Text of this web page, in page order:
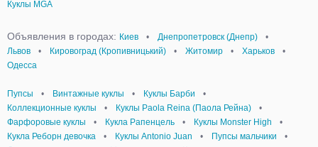
Куклы MGA
Объявления в городах: Киев • Днепропетровск (Днепр)
•
Львов
• Кировоград (Кропивницький) • Житомир • Харьков
•
Одесса
Пупсы • Винтажные куклы • Куклы Барби
•
Коллекционные куклы
• Куклы Paola Reina (Паола Рейна)
•
Фарфоровые куклы
• Кукла Рапенцель • Куклы Monster High
•
Кукла Реборн девочка
• Куклы Antonio Juan • Пупсы мальчики
•